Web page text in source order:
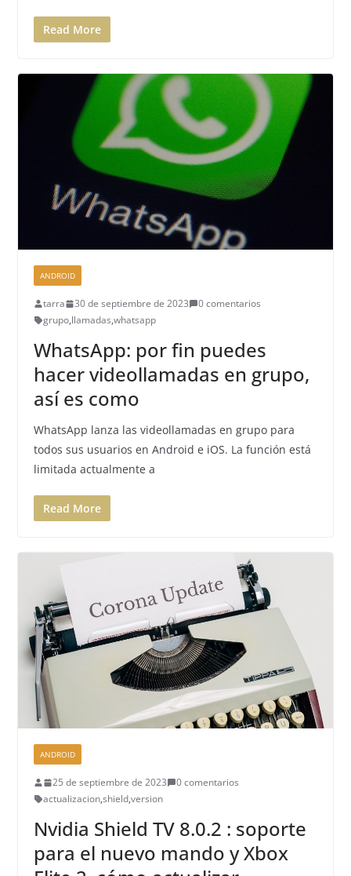
Read More
ANDROID
tarra 30 de septiembre de 2023
0 comentarios
grupo,llamadas,whatsapp
WhatsApp: por fin puedes
hacer videollamadas en grupo,
así es como
WhatsApp lanza las videollamadas en grupo para
todos sus usuarios en Android e iOS. La función está
limitada actualmente a
Read More
ANDROID
25 de septiembre de 2023
0 comentarios
actualizacion,shield,version
Nvidia Shield TV 8.0.2 : soporte
para el nuevo mando y Xbox